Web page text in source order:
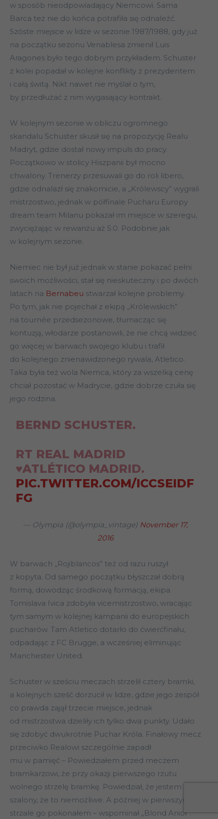
w sposób nieodpowiadający Niemcowi. Sama
Barca też nie do końca potrafiła się odnaleźć.
Szóste miejsce w lidze w sezonie 1987/1988, gdy już
na początku sezonu Venablesa zmienił Luis
Aragones było tego dobrym przykładem. Schuster
z kolei popadał w kolejne konflikty z prezydentem
i całą świtą. Nikt nawet nie myślał o tym,
by przedłużać z nim wygasający kontrakt.
W kolejnym sezonie w obliczu ogromnego
skandalu Schuster skusił się na propozycję Realu
Madryt, gdzie dostał nowy impuls do pracy.
Początkowo w stolicy Hiszpanii był mocno
chwalony. Trenerzy przesuwali go do roli libero,
gdzie odnalazł się znakomicie, a „Królewscy” wygrali
mistrzostwo, jednak w półfinale Pucharu Europy
dream team Milanu pokazał im miejsce w szeregu,
zwyciężając w rewanżu aż 5:0. Podobnie jak
w kolejnym sezonie.
Niemiec nie był już jednak w stanie pokazać pełni
swoich możliwości, stał się nieskuteczny i po dwóch
latach na Bernabeu stwarzał kolejne problemy.
Po tym, jak nie pojechał z ekipą „Królewskich”
na tournée przedsezonowe, tłumacząc się
kontuzją, włodarze postanowili, że nie chcą widzieć
go więcej w barwach swojego klubu i trafił
do kolejnego znienawidzonego rywala, Atletico.
Taka była też wola Niemca, który za wszelką cenę
chciał pozostać w Madrycie, gdzie dobrze czuła się
jego rodzina.
BERND SCHUSTER.
RT REAL MADRID
♥️ATLÉTICO MADRID.
PIC.TWITTER.COM/ICCSEIDF
FG
— Olympia (@olympia_vintage) November 17,
2016
W barwach „Rojiblancos” też od razu ruszył
z kopyta. Od samego początku błyszczał dobrą
formą, dowodząc środkową formacją, ekipa
Tomislava Ivica zdobyła vicemistrzostwo, wracając
tym samym w kolejnej kampanii do europejskich
pucharów. Tam Atletico dotarło do ćwierćfinału,
odpadając z FC Brugge, a wcześniej eliminując
Manchester United.
Schuster w sześciu meczach strzelił cztery bramki,
a kolejnych sześć dorzucił w lidze, gdzie jego zespół
co prawda zajął trzecie miejsce, jednak
od mistrzostwa dzieliły ich tylko dwa punkty. Udało
się zdobyć dwukrotnie Puchar Króla. Finałowy mecz
przeciwko Realowi szczególnie zapadł
mu w pamięć – Powiedziałem przed meczem
bramkarzowi, że przy okazji pierwszego rzutu
wolnego strzelę bramkę. Powiedział, że jestem
szalony, że to niemożliwe. A później w pierwszym
strzale go pokonałem – wspominał „Blond Anioł”.